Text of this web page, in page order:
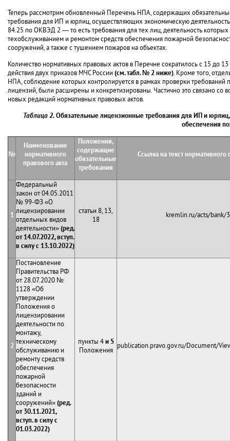
Теперь рассмотрим обновленный Перечень НПА, содержащих
требования для ИП и юрлиц, осуществляющих экономическую
84.25 по ОКВЭД 2 — то есть требования для тех лиц, деятельность которых
техобслуживанием и ремонтом средств обеспечения пожарной
сооружений, а также с тушением пожаров на объектах.
Количество нормативных правовых актов в Перечне сократилось с 15 до 13
действия двух приказов МЧС России(см. табл. № 2 ниже). Кроме того,
НПА, соблюдение которых контролируется в рамках проверки требований
лицензий, были расширены и конкретизированы. Частично это связано со
новых редакций нормативных правовых актов.
Таблица 2.Обязательные лицензионные требования для ИП и
обеспечения
№
Наименование
нормативного
правового акта
Положения,
содержащие
обязательные
требования
Ссылка на текст нормативного
1
Федеральный
закон от 04.05.2011
№ 99-ФЗ «О
лицензировании
отдельных видов
деятельности»(ред.
от 14.07.2022, вступ.
в силу с 13.10.2022)
статьи 8, 13,
18
kremlin.ru/acts/bank/
2
Постановление
Правительства РФ
от 28.07.2020 №
1128 «Об
утверждении
Положения о
лицензировании
деятельности по
монтажу,
техническому
обслуживанию и
ремонту средств
обеспечения
пожарной
безопасности
зданий и
сооружений»(ред.
от 30.11.2021,
вступ. в силу с
01.03.2022)
пункты 4и 5
Положения
publication.pravo.gov.ru/Document/